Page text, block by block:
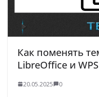
Как поменять
LibreOffice и
20.05.2025 0